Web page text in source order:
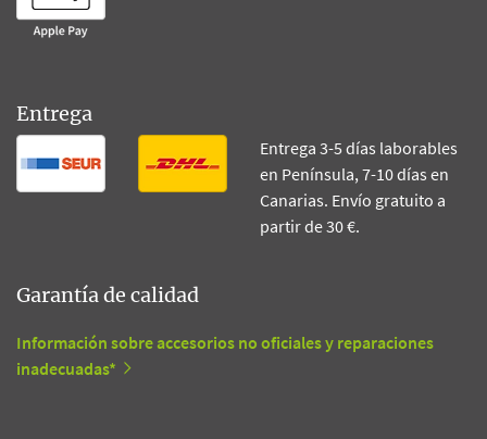
Entrega
Entrega 3-5 días laborables
en Península, 7-10 días en
Canarias. Envío gratuito a
partir de 30 €.
Garantía de calidad
Información sobre accesorios no oficiales y reparaciones
inadecuadas*